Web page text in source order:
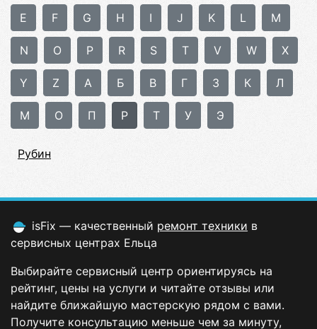
E F G H I J K L M
N O P R S T V W X
Y Z А Б В Г З К Л
М О П Р Т У Э
Рубин
isFix — качественный ремонт техники в
сервисных центрах Ельца
Выбирайте сервисный центр ориентируясь на
рейтинг, цены на услуги и читайте отзывы или
найдите ближайшую мастерскую рядом с вами.
Получите консультацию меньше чем за минуту,